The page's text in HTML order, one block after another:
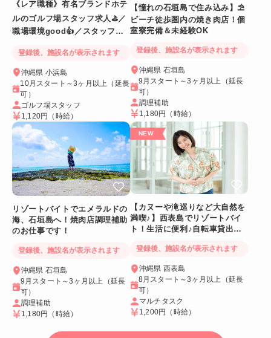
《レア職種》有名ブランドホテ
ルのゴルフ場スタッフ求人⛳／
職場環境good👍／スタッフ満
登録後、施設名が表示されます
沖縄県 小浜島
10月スタート～3ヶ月以上（延長
可）
ゴルフ場スタッフ
1,120円 （時給）
【憧れの石垣島で住み込み】⛱
ビーチ徒歩圏内の焼き肉店！個
室寮完備＆未経験OK
登録後、施設名が表示されます
沖縄県 石垣島
9月スタート～3ヶ月以上（延長
可）
調理補助
1,180円 （時給）
リゾートバイトでエメラルドの
海、石垣島へ！焼肉店調理補助
のお仕事です！
登録後、施設名が表示されます
沖縄県 石垣島
9月スタート～3ヶ月以上（延長
可）
調理補助
1,180円
（時給）
【カヌーや滝巡りなど大自然を
満喫♪】西表島でリゾートバイ
ト！生活に便利♪自転車貸出あ
登録後、施設名が表示されます
沖縄県 西表島
8月スタート～3ヶ月以上（延長
可）
マルチタスク
1,200円
（時給）